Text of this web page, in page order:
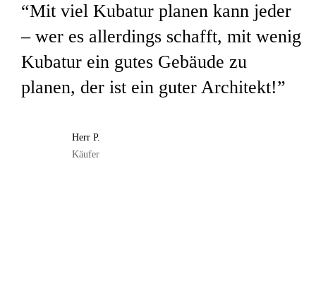
Nettofläche Wohnen: 385m2
“Mit viel Kubatur planen kann jeder
– wer es allerdings schafft, mit wenig
Kubatur ein gutes Gebäude zu
planen, der ist ein guter Architekt!”
Herr P.
Käufer